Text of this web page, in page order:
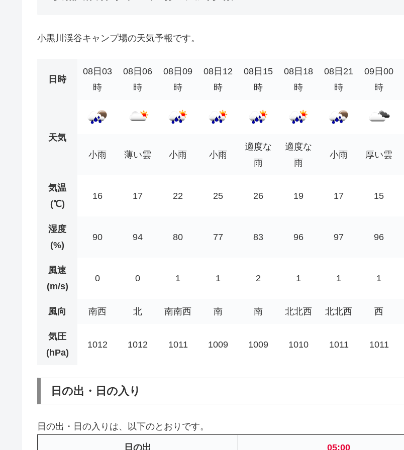
小黒川渓谷キャンプ場の天気予報です。
日時
08日03
時
08日06
時
08日09
時
08日12
時
08日15
時
08日18
時
08日21
時
09日00
時
天気
小雨
薄い雲 小雨 小雨
適度な
雨
適度な
雨
小雨 厚い雲
気温
(℃)
16 17 22 25 26 19 17 15
湿度
(%)
90 94 80 77 83 96 97 96
風速
(m/s)
0 0 1 1 2 1 1 1
風向 南西 北 南南西 南 南 北北西 北北西 西
気圧
(hPa)
1012 1012 1011 1009 1009 1010 1011 1011
日の出・日の入り
日の出・日の入りは、以下のとおりです。
日の出 05:00